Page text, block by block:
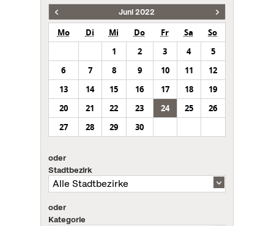
Juni 2022
Mo Di Mi Do Fr Sa
So
1
2 3 4
5
6
7 8 9 10 11
12
13
14 15 16 17 18
19
20
21 22 23 24 25
26
27
28 29 30
oder
Stadtbezirk
oder
Kategorie